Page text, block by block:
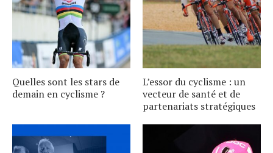
Quelles sont les stars de
demain en cyclisme ?
L’essor du cyclisme : un
vecteur de santé et de
partenariats stratégiques